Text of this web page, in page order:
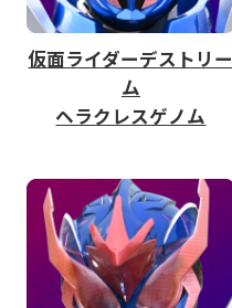
仮面ライダーデストリー
ム
ヘラクレスゲノム